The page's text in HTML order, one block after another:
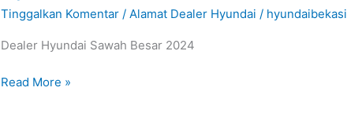
Tinggalkan Komentar /Alamat Dealer Hyundai / hyundaibekasi
Dealer Hyundai Sawah Besar 2024
2024
Read More »